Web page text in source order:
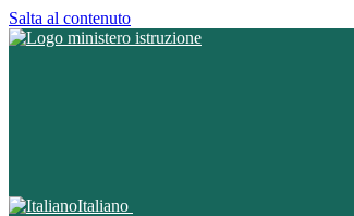
Salta al contenuto
Italiano